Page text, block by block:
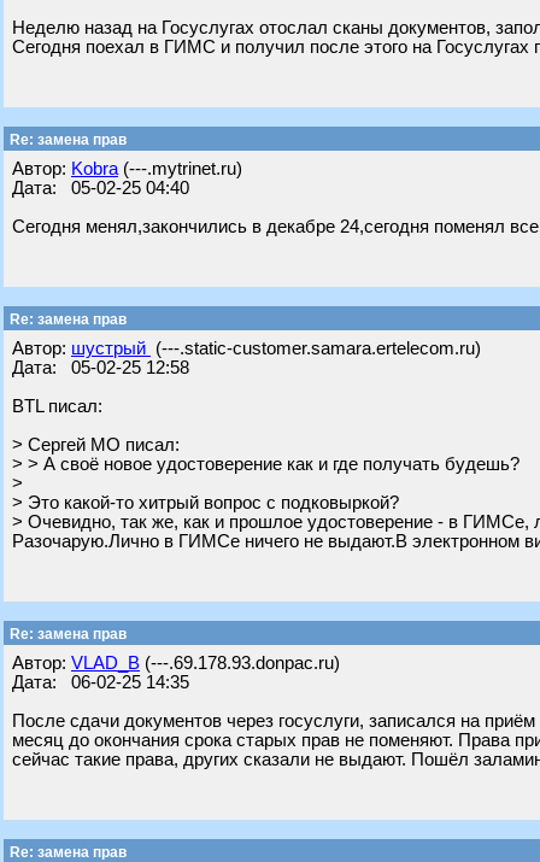
Неделю назад на Госуслугах отослал сканы документов,
Сегодня поехал в ГИМС и получил после этого на Госуслугах
Re: замена прав
Автор: Kobra (---.mytrinet.ru)
Дата: 05-02-25 04:40
Сегодня менял,закончились в декабре 24,сегодня поменял все
Re: замена прав
Автор: шустрый (---.static-customer.samara.ertelecom.ru)
Дата: 05-02-25 12:58
BTL писал:
> Сергей МО писал:
> > А своё новое удостоверение как и где получать будешь?
>
> Это какой-то хитрый вопрос с подковыркой?
> Очевидно, так же, как и прошлое удостоверение - в ГИМСе,
Разочарую.Лично в ГИМСе ничего не выдают.В электронном
Re: замена прав
Автор: VLAD_B (---.69.178.93.donpac.ru)
Дата: 06-02-25 14:35
После сдачи документов через госуслуги, записался на
месяц до окончания срока старых прав не поменяют. Права
сейчас такие права, других сказали не выдают. Пошëл
Re: замена прав